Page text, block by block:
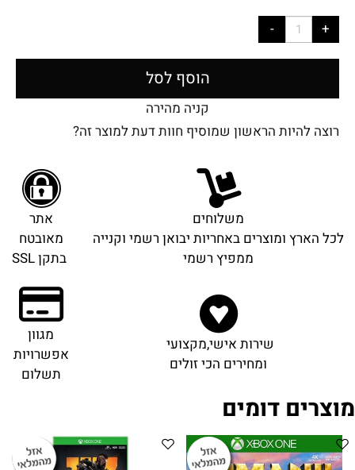
הוסף לסל
קניה מהירה
רוצה להיות הראשון שמוסיף חוות דעת למוצר זה?
משלוחים
לכל הארץ ומוצרים באחריות יבואן רשמי וקנייה
ממפיץ רשמי
אתר
מאובטח
בתקן SSL
שירות אישי,מקצועי
ומחירים הכי זולים
מגוון
אפשרויות
תשלום
מוצרים דומים